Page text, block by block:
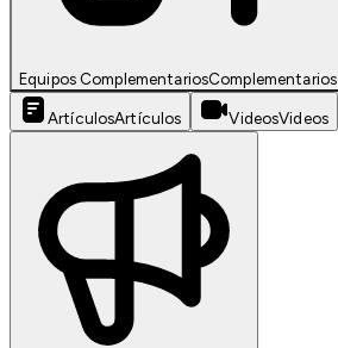
Equipos ComplementariosComplementarios
ArtículosArtículos VideosVideos